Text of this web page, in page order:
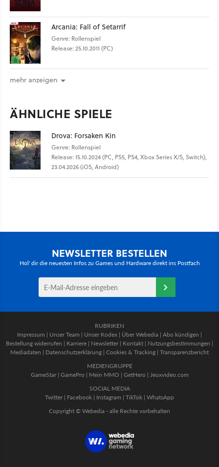
Arcania: Fall of Setarrif
Genre: Rollenspiel
Release: 25.10.2011 (PC)
mehr anzeigen
ÄHNLICHE SPIELE
Drova: Forsaken Kin
Genre: Rollenspiel
Release: 15.10.2024 (PC, PS5, PS4, Xbox Series X/S, Switch),
23.04.2026 (iOS, Android)
NEWSLETTER BESTELLEN
Hol' dir die neuesten Infos zu Games und Hardware direkt ins Postfach
RUBRIKEN
Impressum | Unser Team | Unser Kodex | Über Webedia | Abo kündigen |
Bestellung widerrufen | Karriere | Newsletter | Kontakt | Nutzungsbestimmungen |
Mediadaten | Datenschutzerklärung | Cookies & Tracking | Transparenzbericht
MEDIENGRUPPE
GameStar| GamePro | Mein MMO | GetHero | Jeuxvideo.com
SOCIAL MEDIA
Twitter | Facebook | Instagram | TikTok | WhatsApp
Copyright © Webedia - alle Rechte vorbehalten